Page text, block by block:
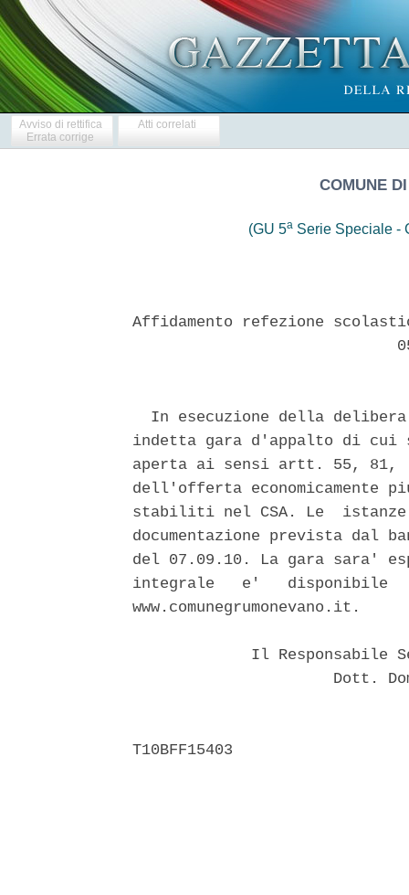
Avviso di rettifica
Errata corrige
Atti correlati
COMUNE
(GU 5a Serie Speciale -
Affidamento refezione
In esecuzione della
indetta gara d'appalto di cui
aperta ai sensi artt. 55,
dell'offerta economicamente
stabiliti nel CSA. Le
documentazione prevista dal
del 07.09.10. La gara sara'
integrale   e'   disponibile
www.comunegrumonevano.it.
Il Responsabile
Dott.